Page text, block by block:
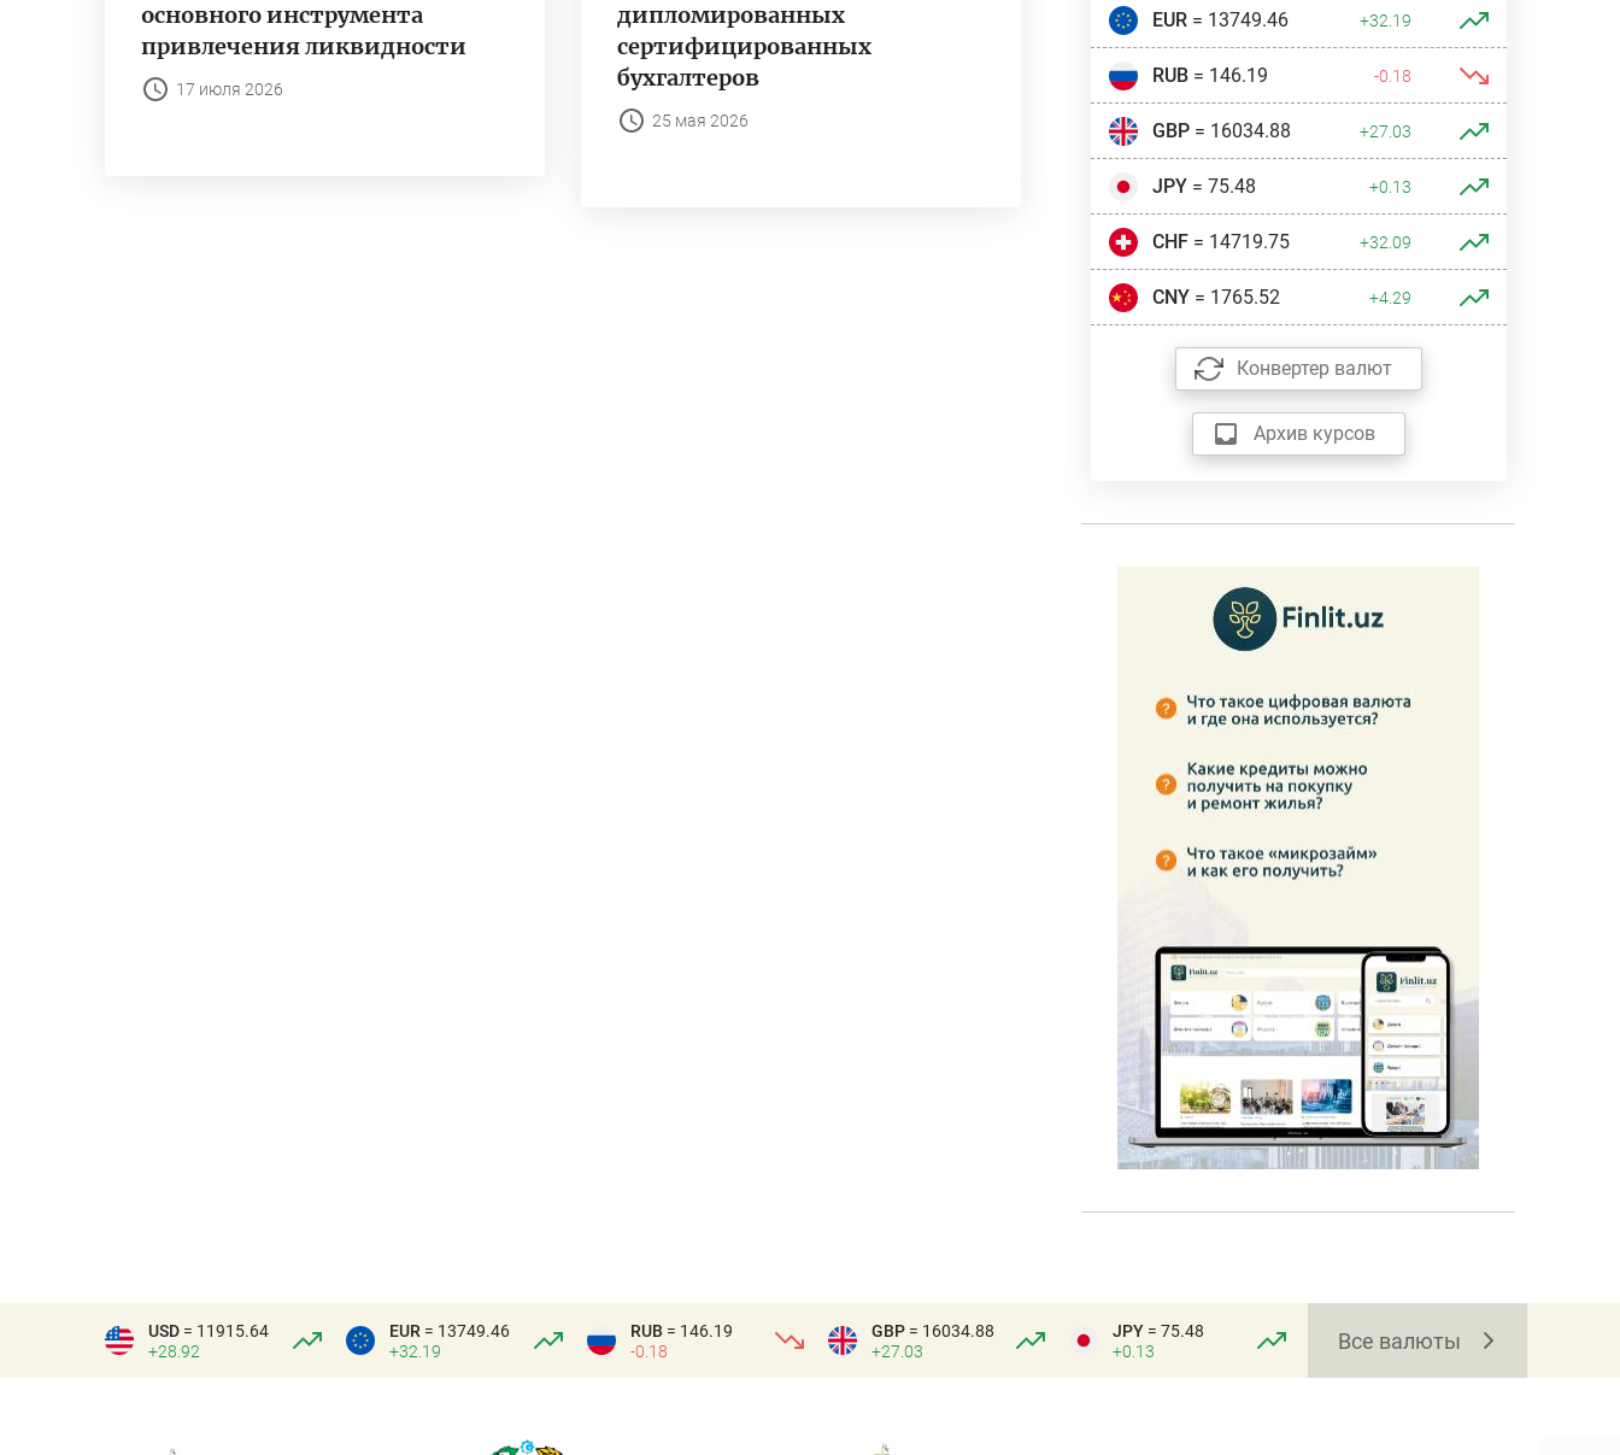
основного инструмента
привлечения ликвидности
17 июля 2026
дипломированных
сертифицированных
бухгалтеров
25 мая 2026
EUR= 13749.46 +32.19
RUB= 146.19 -0.18
GBP= 16034.88 +27.03
JPY= 75.48 +0.13
CHF= 14719.75 +32.09
CNY= 1765.52 +4.29
Конвертер валют
Архив курсов
USD = 11915.64
+28.92
EUR = 13749.46
+32.19
RUB = 146.19
-0.18
GBP = 16034.88
+27.03
JPY = 75.48
+0.13
Все валюты